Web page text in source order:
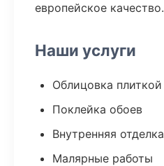
европейское качество.
Наши услуги
Облицовка плиткой
Поклейка обоев
Внутренняя отделка
Малярные работы